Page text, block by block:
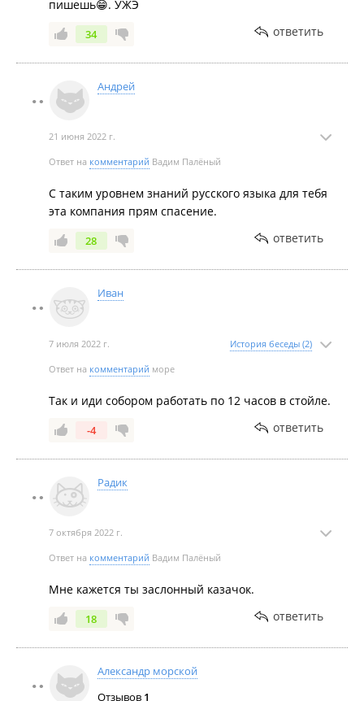
пишешь😁. УЖЭ
34 ответить
Андрей
21 июня 2022 г.
Ответ на комментарий Вадим Палёный
С таким уровнем знаний русского языка для тебя
эта компания прям спасение.
28 ответить
Иван
7 июля 2022 г. История беседы (2)
Ответ на комментарий море
Так и иди собором работать по 12 часов в стойле.
-4 ответить
Радик
7 октября 2022 г.
Ответ на комментарий Вадим Палёный
Мне кажется ты заслонный казачок.
18 ответить
Александр морской
Отзывов 1